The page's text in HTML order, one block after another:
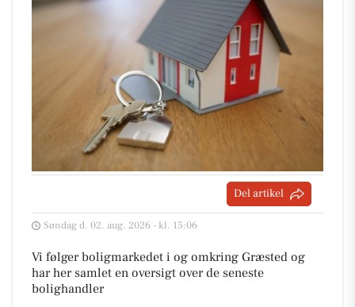
Del artikel
Søndag d. 02. aug. 2026 - kl. 15:06
Vi følger boligmarkedet i og omkring Græsted og
har her samlet en oversigt over de seneste
bolighandler